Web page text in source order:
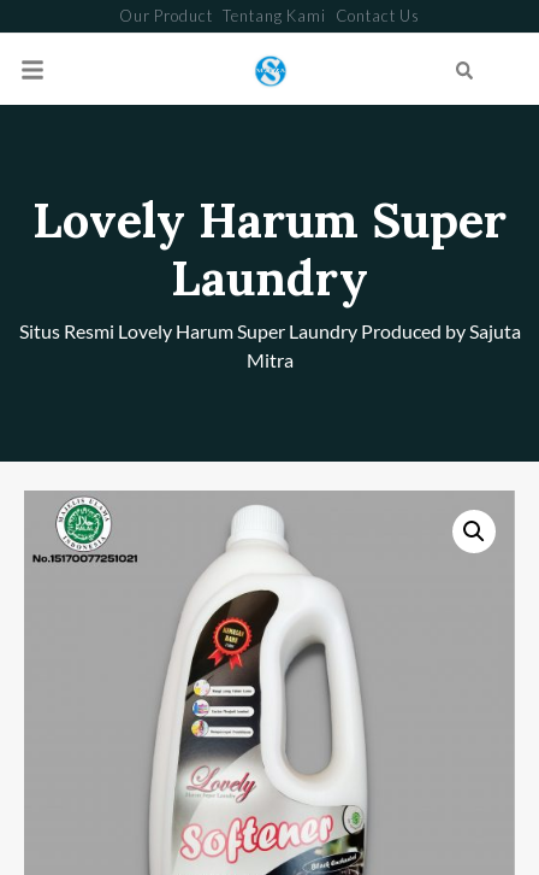
Our Product Tentang Kami Contact Us
Lovely Harum Super
Laundry
Situs Resmi Lovely Harum Super Laundry Produced by Sajuta
Mitra